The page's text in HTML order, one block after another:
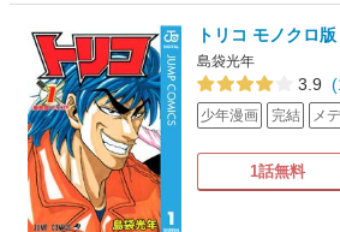
トリコ モノクロ版
島袋光年
3.9
少年漫画 完結 メ
1話無料